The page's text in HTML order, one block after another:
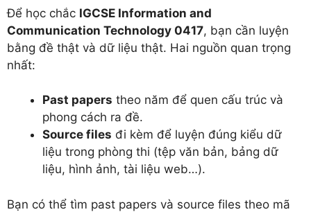
Để học chắc IGCSE Information and
Communication Technology 0417, bạn cần luyện
bằng đề thật và dữ liệu thật. Hai nguồn quan trọng
nhất:
Past papers theo năm để quen cấu trúc và
phong cách ra đề.
Source files đi kèm để luyện đúng kiểu dữ
liệu trong phòng thi (tệp văn bản, bảng dữ
liệu, hình ảnh, tài liệu web…).
Bạn có thể tìm past papers và source files theo mã